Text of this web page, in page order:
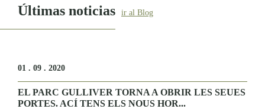
Últimas noticias ir al Blog
01 . 09 . 2020
EL PARC GULLIVER TORNA A OBRIR LES SEUES
PORTES. ACÍ TENS ELS NOUS HOR...